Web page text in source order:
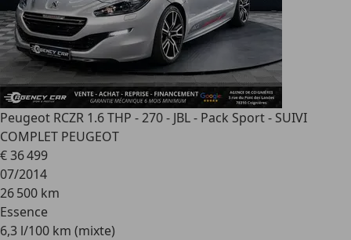
Peugeot RCZR 1.6 THP - 270 - JBL - Pack Sport - SUIVI
COMPLET PEUGEOT
€ 36 499
07/2014
26 500 km
Essence
6,3 l/100 km (mixte)